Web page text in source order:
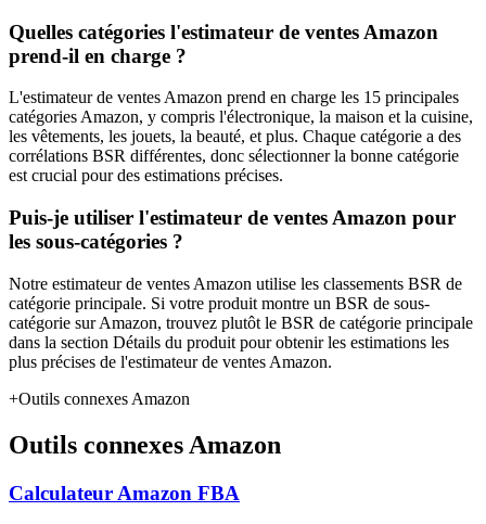
Quelles catégories l'estimateur de ventes Amazon
prend-il en charge ?
L'estimateur de ventes Amazon prend en charge les 15 principales
catégories Amazon, y compris l'électronique, la maison et la cuisine,
les vêtements, les jouets, la beauté, et plus. Chaque catégorie a des
corrélations BSR différentes, donc sélectionner la bonne catégorie
est crucial pour des estimations précises.
Puis-je utiliser l'estimateur de ventes Amazon pour
les sous-catégories ?
Notre estimateur de ventes Amazon utilise les classements BSR de
catégorie principale. Si votre produit montre un BSR de sous-
catégorie sur Amazon, trouvez plutôt le BSR de catégorie principale
dans la section Détails du produit pour obtenir les estimations les
plus précises de l'estimateur de ventes Amazon.
+Outils connexes Amazon
Outils connexes Amazon
Calculateur Amazon FBA